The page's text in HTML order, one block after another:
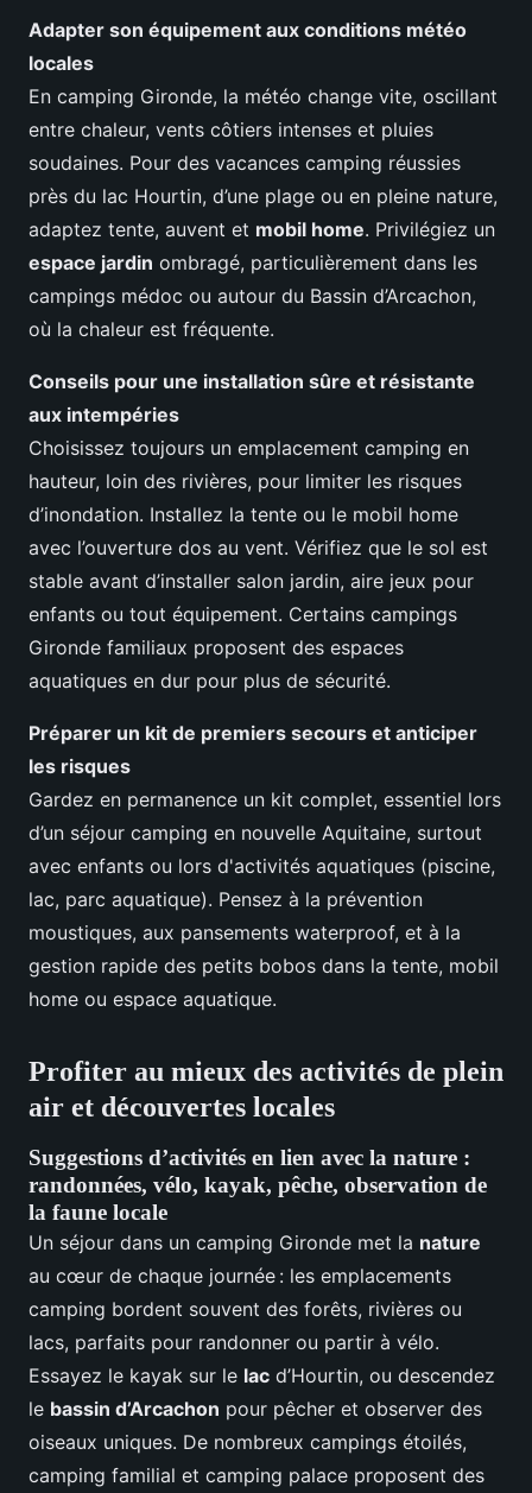
Adapter son équipement aux conditions météo
locales
En camping Gironde, la météo change vite, oscillant
entre chaleur, vents côtiers intenses et pluies
soudaines. Pour des vacances camping réussies
près du lac Hourtin, d’une plage ou en pleine nature,
adaptez tente, auvent et mobil home. Privilégiez un
espace jardin ombragé, particulièrement dans les
campings médoc ou autour du Bassin d’Arcachon,
où la chaleur est fréquente.
Conseils pour une installation sûre et résistante
aux intempéries
Choisissez toujours un emplacement camping en
hauteur, loin des rivières, pour limiter les risques
d’inondation. Installez la tente ou le mobil home
avec l’ouverture dos au vent. Vérifiez que le sol est
stable avant d’installer salon jardin, aire jeux pour
enfants ou tout équipement. Certains campings
Gironde familiaux proposent des espaces
aquatiques en dur pour plus de sécurité.
Préparer un kit de premiers secours et anticiper
les risques
Gardez en permanence un kit complet, essentiel lors
d’un séjour camping en nouvelle Aquitaine, surtout
avec enfants ou lors d'activités aquatiques (piscine,
lac, parc aquatique). Pensez à la prévention
moustiques, aux pansements waterproof, et à la
gestion rapide des petits bobos dans la tente, mobil
home ou espace aquatique.
Profiter au mieux des activités de plein
air et découvertes locales
Suggestions d’activités en lien avec la nature :
randonnées, vélo, kayak, pêche, observation de
la faune locale
Un séjour dans un camping Gironde met la nature
au cœur de chaque journée : les emplacements
camping bordent souvent des forêts, rivières ou
lacs, parfaits pour randonner ou partir à vélo.
Essayez le kayak sur le lac d’Hourtin, ou descendez
le bassin d’Arcachon pour pêcher et observer des
oiseaux uniques. De nombreux campings étoilés,
camping familial et camping palace proposent des